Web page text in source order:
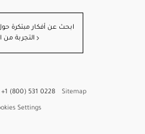
ابحث عن أفكار مبتكرة
(800) 531 0228 Sitemap
Settings